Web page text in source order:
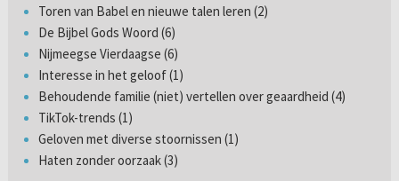
Toren van Babel en nieuwe talen leren (2)
De Bijbel Gods Woord (6)
Nijmeegse Vierdaagse (6)
Interesse in het geloof (1)
Behoudende familie (niet) vertellen over geaardheid (4)
TikTok-trends (1)
Geloven met diverse stoornissen (1)
Haten zonder oorzaak (3)